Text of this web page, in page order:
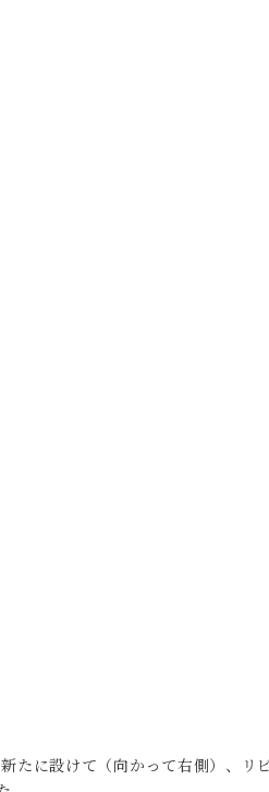
たに設けて（向かって右側）、リ